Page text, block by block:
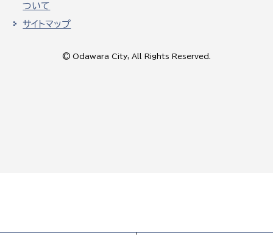
ついて
サイトマップ
© Odawara City, All Rights Reserved.